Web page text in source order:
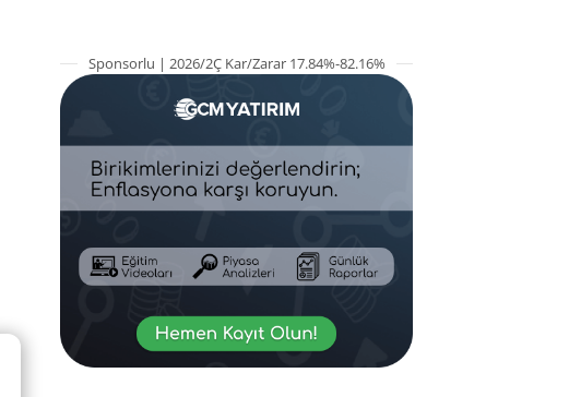
Sponsorlu | 2026/2Ç Kar/Zarar 17.84%-82.16%